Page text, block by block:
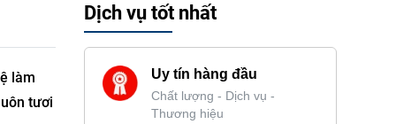
làm
tươi
Dịch vụ tốt nhất
Uy tín hàng đầu
Chất lượng - Dịch vụ -
Thương hiệu